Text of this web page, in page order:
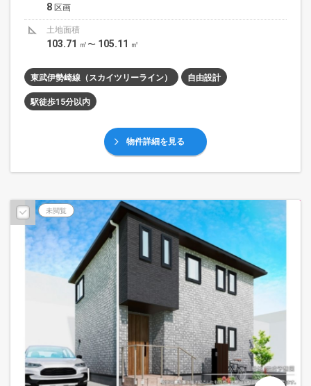
8 区画
土地面積
103.71 ㎡〜 105.11 ㎡
東武伊勢崎線（スカイツリーライン） 自由設計
駅徒歩15分以内
物件詳細を見る
未閲覧